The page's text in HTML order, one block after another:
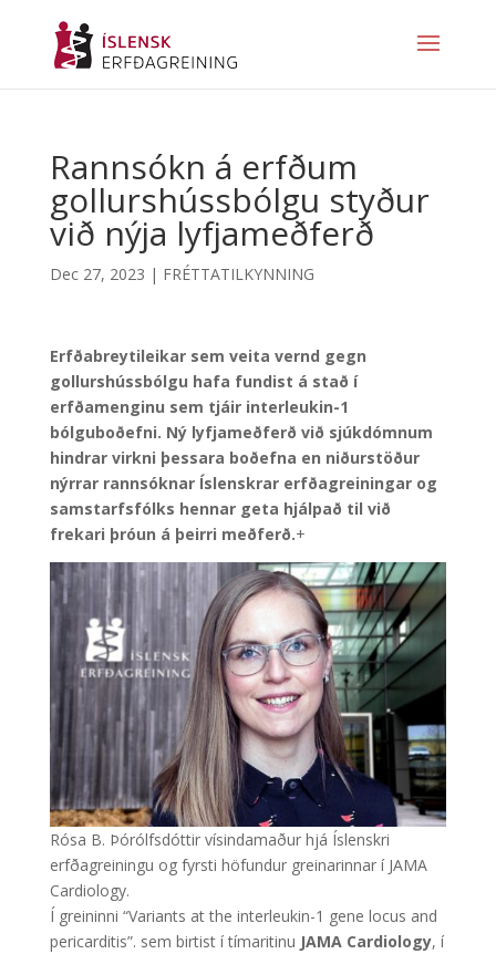
Rannsókn á erfðum
gollurshússbólgu styður
við nýja lyfjameðferð
Dec 27, 2023 | FRÉTTATILKYNNING
Erfðabreytileikar sem veita vernd gegn
gollurshússbólgu hafa fundist á stað í
erfðamenginu sem tjáir interleukin-1
bólguboðefni. Ný lyfjameðferð við sjúkdómnum
hindrar virkni þessara boðefna en niðurstöður
nýrrar rannsóknar Íslenskrar erfðagreiningar og
samstarfsfólks hennar geta hjálpað til við
frekari þróun á þeirri meðferð.+
Rósa B. Þórólfsdóttir vísindamaður hjá Íslenskri
erfðagreiningu og fyrsti höfundur greinarinnar í JAMA
Cardiology.
Í greininni “Variants at the interleukin-1 gene locus and
pericarditis”. sem birtist í tímaritinu JAMA Cardiology, í